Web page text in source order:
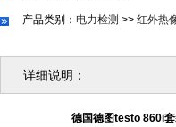
产品类别： 电力检测 >> 红外热
详细说明：
德国德图testo 860i套